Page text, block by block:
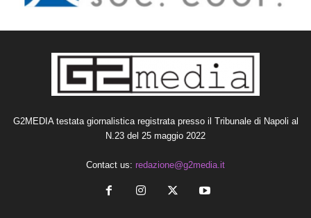
G2MEDIA testata giornalistica registrata presso il Tribunale di Napoli al
N.23 del 25 maggio 2022
Contact us: redazione@g2media.it